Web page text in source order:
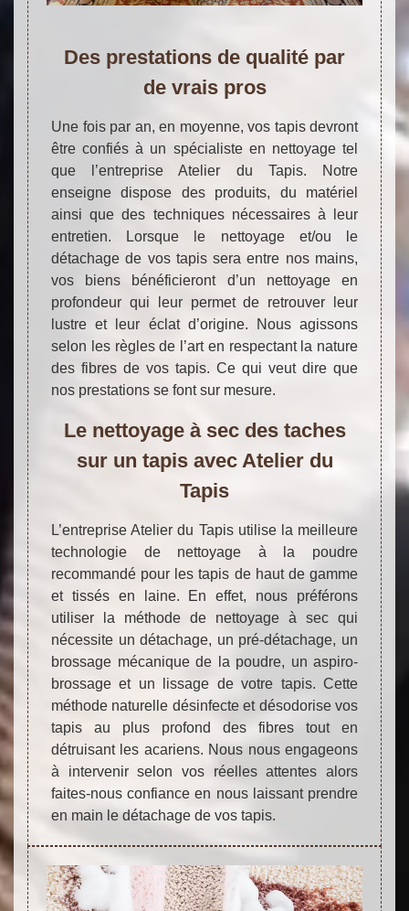
Des prestations de qualité par
de vrais pros
Une fois par an, en moyenne, vos tapis devront
être confiés à un spécialiste en nettoyage tel
que l’entreprise Atelier du Tapis. Notre
enseigne dispose des produits, du matériel
ainsi que des techniques nécessaires à leur
entretien. Lorsque le nettoyage et/ou le
détachage de vos tapis sera entre nos mains,
vos biens bénéficieront d’un nettoyage en
profondeur qui leur permet de retrouver leur
lustre et leur éclat d’origine. Nous agissons
selon les règles de l’art en respectant la nature
des fibres de vos tapis. Ce qui veut dire que
nos prestations se font sur mesure.
Le nettoyage à sec des taches
sur un tapis avec Atelier du
Tapis
L’entreprise Atelier du Tapis utilise la meilleure
technologie de nettoyage à la poudre
recommandé pour les tapis de haut de gamme
et tissés en laine. En effet, nous préférons
utiliser la méthode de nettoyage à sec qui
nécessite un détachage, un pré-détachage, un
brossage mécanique de la poudre, un aspiro-
brossage et un lissage de votre tapis. Cette
méthode naturelle désinfecte et désodorise vos
tapis au plus profond des fibres tout en
détruisant les acariens. Nous nous engageons
à intervenir selon vos réelles attentes alors
faites-nous confiance en nous laissant prendre
en main le détachage de vos tapis.